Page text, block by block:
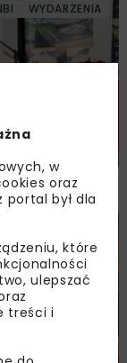
WYDARZENIA
w
oraz
był dla
które
ulepszać
treści i